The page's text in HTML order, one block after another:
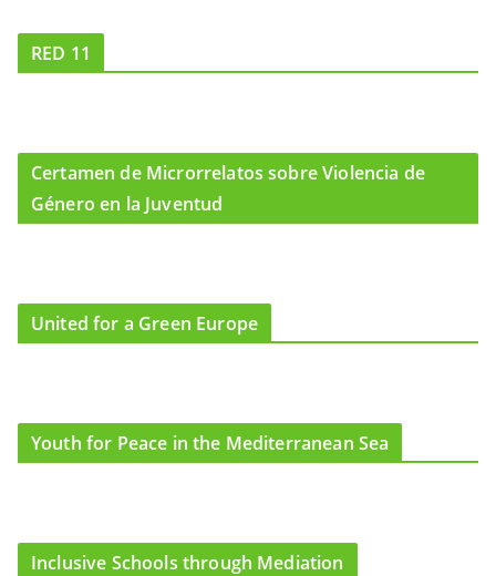
RED 11
Certamen de Microrrelatos sobre Violencia de
Género en la Juventud
United for a Green Europe
Youth for Peace in the Mediterranean Sea
Inclusive Schools through Mediation